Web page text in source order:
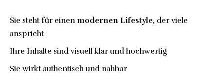
Sie steht für einen modernen Lifestyle, der viele
anspricht
Ihre Inhalte sind visuell klar und hochwertig
Sie wirkt authentisch und nahbar